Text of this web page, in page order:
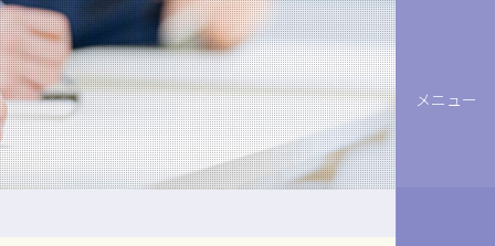
メニュー